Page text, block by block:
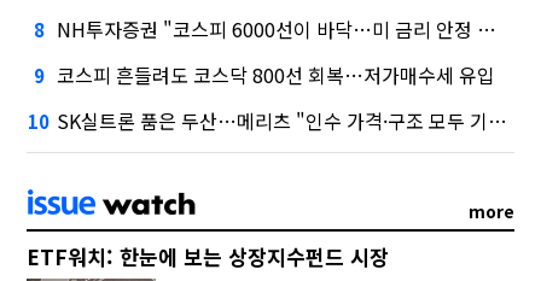
8 NH투자증권 "코스피 6000선이 바닥…미 금리 안정 후 추가 회복"
9 코스피 흔들려도 코스닥 800선 회복…저가매수세 유입
10 SK실트론 품은 두산…메리츠 "인수 가격·구조 모두 기대 이상"
more
ETF워치: 한눈에 보는 상장지수펀드 시장